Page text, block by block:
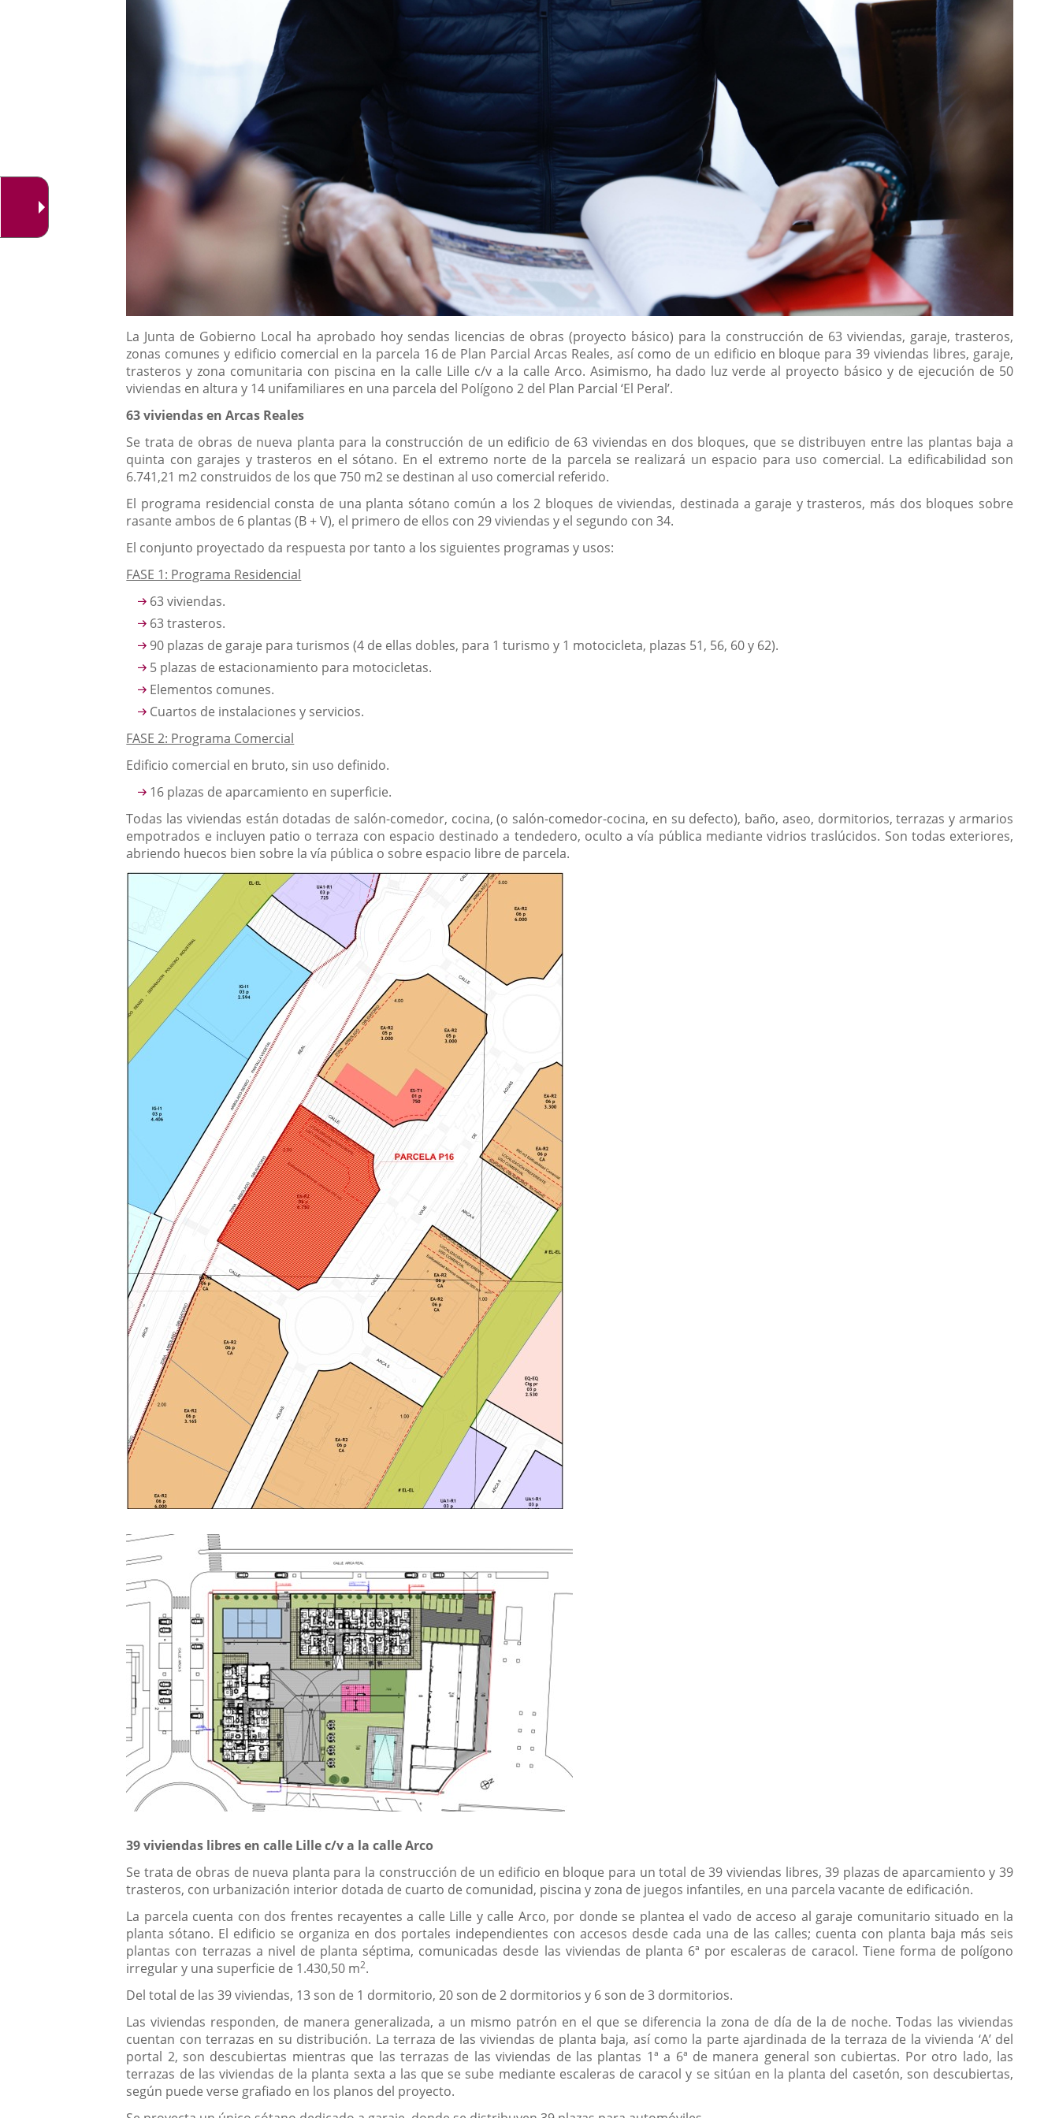
Descripción
La Junta de Gobierno Local ha aprobado hoy sendas licencias de obras (proyecto básico) para la construcción de 63 viviendas, garaje, trasteros,
zonas comunes y edificio comercial en la parcela 16 de Plan Parcial Arcas Reales, así como de un edificio en bloque para 39 viviendas libres, garaje,
trasteros y zona comunitaria con piscina en la calle Lille c/v a la calle Arco. Asimismo, ha dado luz verde al proyecto básico y de ejecución de 50
viviendas en altura y 14 unifamiliares en una parcela del Polígono 2 del Plan Parcial ‘El Peral’.
63 viviendas en Arcas Reales
Se trata de obras de nueva planta para la construcción de un edificio de 63 viviendas en dos bloques, que se distribuyen entre las plantas baja a
quinta con garajes y trasteros en el sótano. En el extremo norte de la parcela se realizará un espacio para uso comercial. La edificabilidad son
6.741,21 m2 construidos de los que 750 m2 se destinan al uso comercial referido.
El programa residencial consta de una planta sótano común a los 2 bloques de viviendas, destinada a garaje y trasteros, más dos bloques sobre
rasante ambos de 6 plantas (B + V), el primero de ellos con 29 viviendas y el segundo con 34.
El conjunto proyectado da respuesta por tanto a los siguientes programas y usos:
FASE 1: Programa Residencial
63 viviendas.
63 trasteros.
90 plazas de garaje para turismos (4 de ellas dobles, para 1 turismo y 1 motocicleta, plazas 51, 56, 60 y 62).
5 plazas de estacionamiento para motocicletas.
Elementos comunes.
Cuartos de instalaciones y servicios.
FASE 2: Programa Comercial
Edificio comercial en bruto, sin uso definido.
16 plazas de aparcamiento en superficie.
Todas las viviendas están dotadas de salón-comedor, cocina, (o salón-comedor-cocina, en su defecto), baño, aseo, dormitorios, terrazas y armarios
empotrados e incluyen patio o terraza con espacio destinado a tendedero, oculto a vía pública mediante vidrios traslúcidos. Son todas exteriores,
abriendo huecos bien sobre la vía pública o sobre espacio libre de parcela.
39 viviendas libres en calle Lille c/v a la calle Arco
Se trata de obras de nueva planta para la construcción de un edificio en bloque para un total de 39 viviendas libres, 39 plazas de aparcamiento y 39
trasteros, con urbanización interior dotada de cuarto de comunidad, piscina y zona de juegos infantiles, en una parcela vacante de edificación.
La parcela cuenta con dos frentes recayentes a calle Lille y calle Arco, por donde se plantea el vado de acceso al garaje comunitario situado en la
planta sótano. El edificio se organiza en dos portales independientes con accesos desde cada una de las calles; cuenta con planta baja más seis
plantas con terrazas a nivel de planta séptima, comunicadas desde las viviendas de planta 6ª por escaleras de caracol. Tiene forma de polígono
irregular y una superficie de 1.430,50 m2.
Del total de las 39 viviendas, 13 son de 1 dormitorio, 20 son de 2 dormitorios y 6 son de 3 dormitorios.
Las viviendas responden, de manera generalizada, a un mismo patrón en el que se diferencia la zona de día de la de noche. Todas las viviendas
cuentan con terrazas en su distribución. La terraza de las viviendas de planta baja, así como la parte ajardinada de la terraza de la vivienda ‘A’ del
portal 2, son descubiertas mientras que las terrazas de las viviendas de las plantas 1ª a 6ª de manera general son cubiertas. Por otro lado, las
terrazas de las viviendas de la planta sexta a las que se sube mediante escaleras de caracol y se sitúan en la planta del casetón, son descubiertas,
según puede verse grafiado en los planos del proyecto.